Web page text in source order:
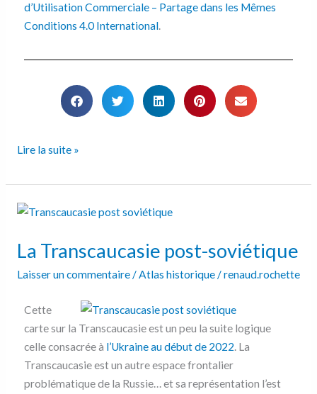
d’Utilisation Commerciale – Partage dans les Mêmes
Conditions 4.0 International.
Lire la suite »
La Transcaucasie post-soviétique
Laisser un commentaire/Atlas historique/renaud.rochette
Cette
carte sur la Transcaucasie est un peu la suite logique
celle consacrée à l’Ukraine au début de 2022 . La
Transcaucasie est un autre espace frontalier
problématique de la Russie… et sa représentation l’est
La
post-